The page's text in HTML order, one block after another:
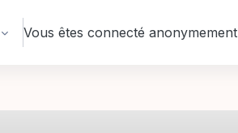
Vous êtes connecté anonymement